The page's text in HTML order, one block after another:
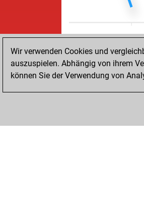
Wir verwenden Cookies und
auszuspielen. Abhängig von ihrem
können Sie der Verwendung von